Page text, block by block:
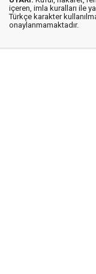
içeren, imla kuralları ile
Türkçe karakter
onaylanmamaktadır.